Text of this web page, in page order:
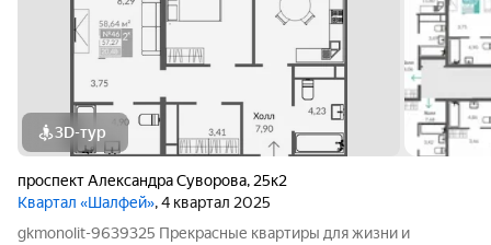
3D-тур
проспект Александра Суворова, 25к2
Квартал «Шалфей», 4 квартал 2025
gkmonolit-9639325 Прекрасные квартиры для жизни и